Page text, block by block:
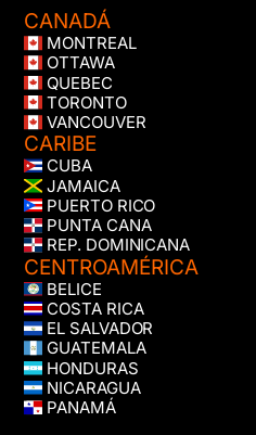
CANADÁ
MONTREAL
OTTAWA
QUEBEC
TORONTO
VANCOUVER
CARIBE
CUBA
JAMAICA
PUERTO RICO
PUNTA CANA
REP. DOMINICANA
CENTROAMÉRICA
BELICE
COSTA RICA
EL SALVADOR
GUATEMALA
HONDURAS
NICARAGUA
PANAMÁ